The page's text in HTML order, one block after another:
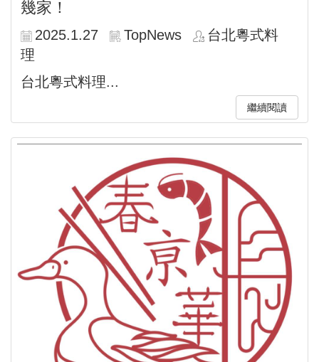
幾家！
2025.1.27 TopNews
台北粵式料
理
台北粵式料理...
繼續閱讀